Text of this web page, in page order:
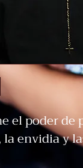
el poder
envidia y